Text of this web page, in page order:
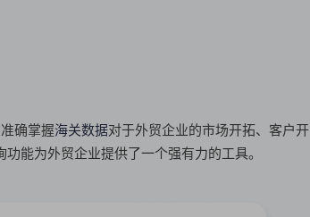
确掌握海关数据对于外贸企业的市场开拓、客户开
功能为外贸企业提供了一个强有力的工具。